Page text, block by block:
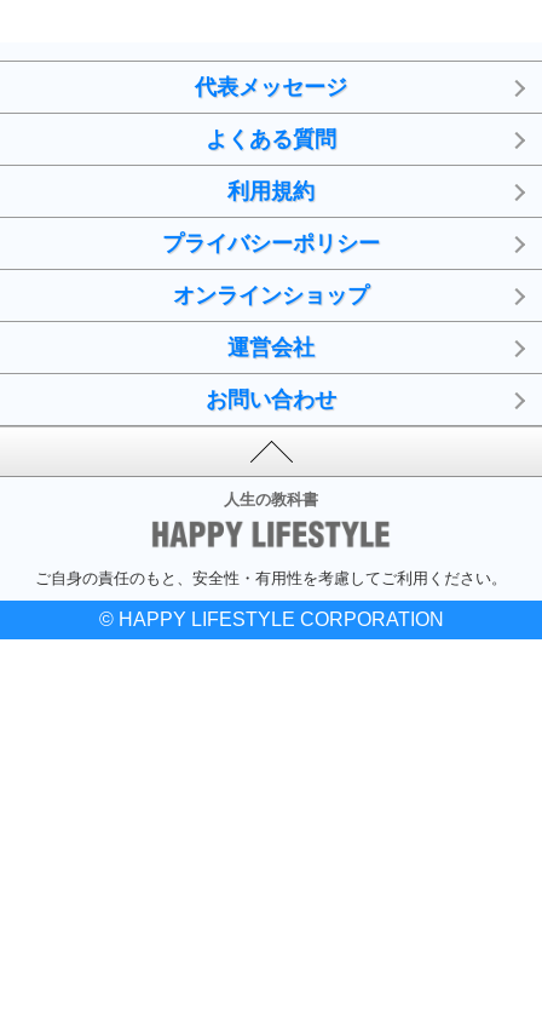
代表メッセージ
よくある質問
利用規約
プライバシーポリシー
オンラインショップ
運営会社
お問い合わせ
人生の教科書
ご自身の責任のもと、安全性・有用性を考慮してご利用ください。
© HAPPY LIFESTYLE CORPORATION